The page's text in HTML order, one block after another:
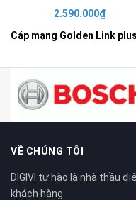
2.590.000₫
VỀ CHÚNG TÔI
DIGIVI tự hào là nhà thầu
khách hàng